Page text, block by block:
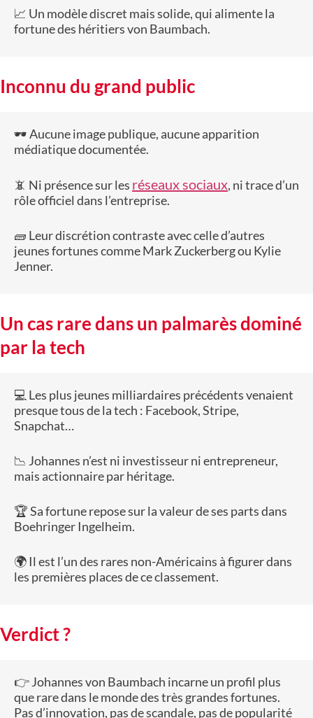
📈 Un modèle discret mais solide, qui alimente la
fortune des héritiers von Baumbach.
Inconnu du grand public
🕶️ Aucune image publique, aucune apparition
médiatique documentée.
📵 Ni présence sur les réseaux sociaux, ni trace d’un
rôle officiel dans l’entreprise.
🧱 Leur discrétion contraste avec celle d’autres
jeunes fortunes comme Mark Zuckerberg ou Kylie
Jenner.
Un cas rare dans un palmarès dominé
par la tech
💻 Les plus jeunes milliardaires précédents venaient
presque tous de la tech : Facebook, Stripe,
Snapchat…
📉 Johannes n’est ni investisseur ni entrepreneur,
mais actionnaire par héritage.
🏆 Sa fortune repose sur la valeur de ses parts dans
Boehringer Ingelheim.
🌍 Il est l’un des rares non-Américains à figurer dans
les premières places de ce classement.
Verdict ?
👉 Johannes von Baumbach incarne un profil plus
que rare dans le monde des très grandes fortunes.
Pas d’innovation, pas de scandale, pas de popularité